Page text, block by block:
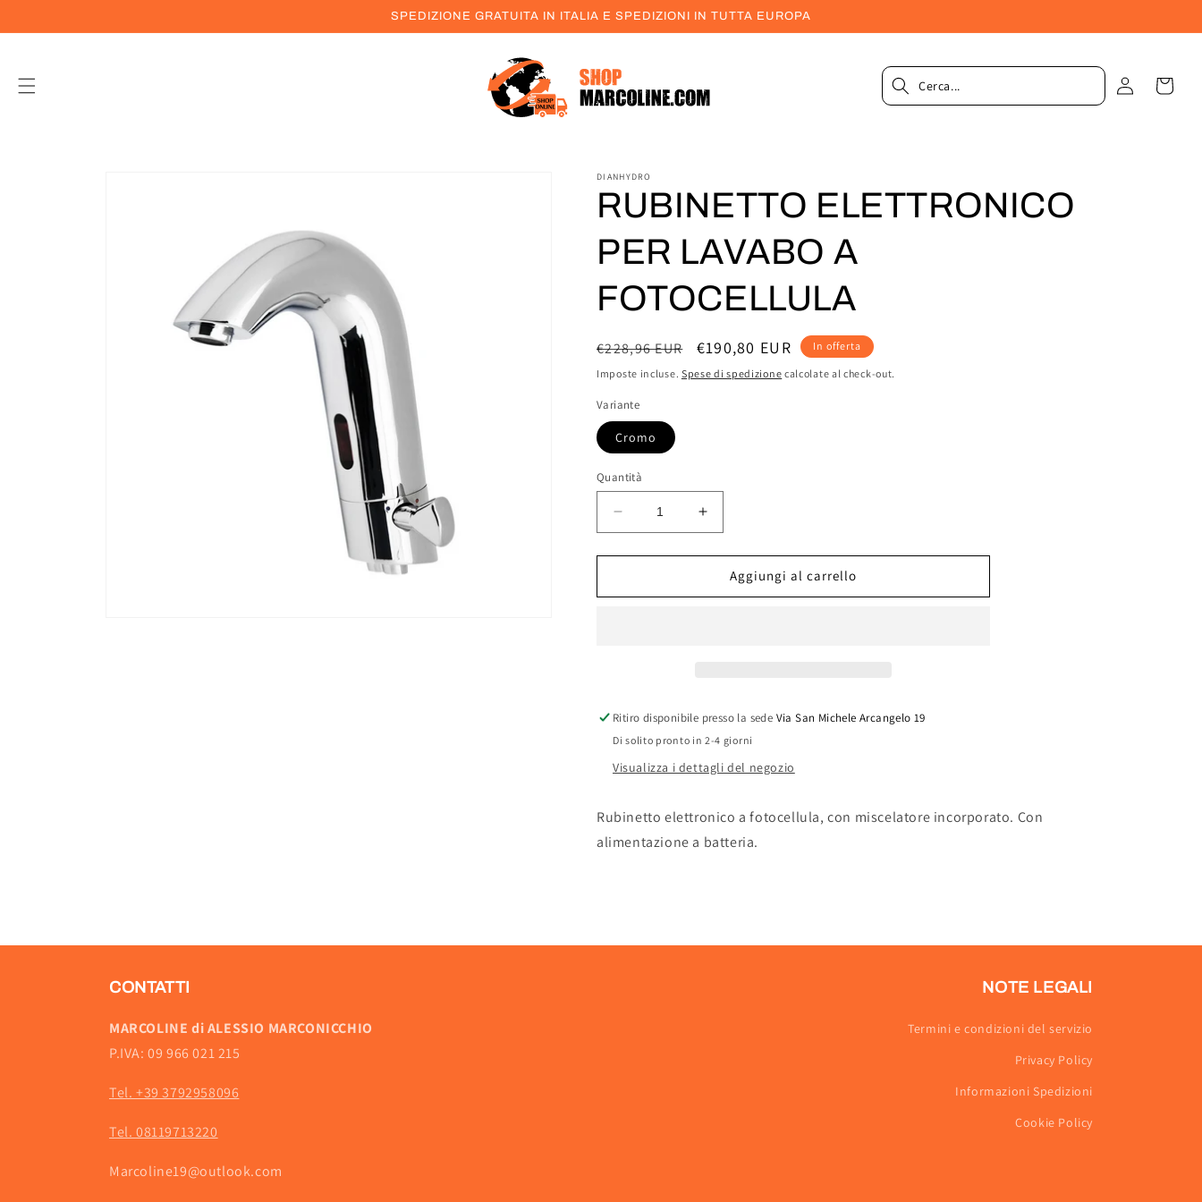
ai contenuti
SPEDIZIONE GRATUITA IN ITALIA E SPEDIZIONI IN TUTTA EUROPA
Accedi
DIANHYDRO
RUBINETTO ELETTRONICO
PER LAVABO A
FOTOCELLULA
Prezzo
di
listino
€228,96 EUR
Prezzo
scontato
€190,80 EUR In offerta
Imposte incluse. Spese di spedizione calcolate al check-out.
Variante
Cromo
Quantità
Diminuisci
quantità
per
ELETTRONICO
Aumenta
quantità
per
RUBINETTO
ELETTRONICO
Aggiungi al carrello
Ritiro disponibile presso la sede Via San Michele Arcangelo 19
Di solito pronto in 2-4 giorni
Visualizza i dettagli del negozio
Rubinetto elettronico a fotocellula, con miscelatore incorporato. Con
alimentazione a batteria.
CONTATTI
MARCOLINE di ALESSIO MARCONICCHIO
P.IVA: 09 966 021 215
Tel. +39 3792958096
Tel. 08119713220
Marcoline19@outlook.com
NOTE LEGALI
Termini e condizioni del servizio
Privacy Policy
Informazioni Spedizioni
Cookie Policy